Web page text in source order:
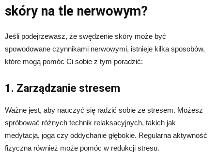
skóry na tle nerwowym?
Jeśli podejrzewasz, że swędzenie skóry może być
spowodowane czynnikami nerwowymi, istnieje kilka sposobów,
które mogą pomóc Ci sobie z tym poradzić:
1. Zarządzanie stresem
Ważne jest, aby nauczyć się radzić sobie ze stresem. Możesz
spróbować różnych technik relaksacyjnych, takich jak
medytacja, joga czy oddychanie głębokie. Regularna aktywność
fizyczna również może pomóc w redukcji stresu.